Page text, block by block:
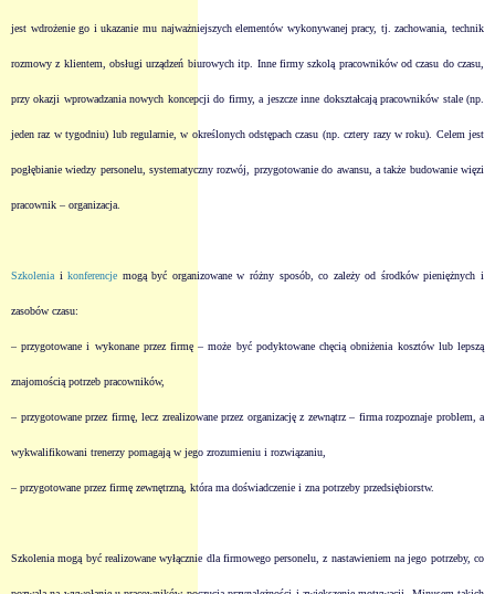
jest wdrożenie go i ukazanie mu najważniejszych elementów wykonywanej pracy, tj. zachowania, technik
rozmowy z klientem, obsługi urządzeń biurowych itp. Inne firmy szkolą pracowników od czasu do czasu,
przy okazji wprowadzania nowych koncepcji do firmy, a jeszcze inne dokształcają pracowników stale (np.
jeden raz w tygodniu) lub regularnie, w określonych odstępach czasu (np. cztery razy w roku). Celem jest
pogłębianie wiedzy personelu, systematyczny rozwój, przygotowanie do awansu, a także budowanie więzi
pracownik – organizacja.
Szkolenia ikonferencje mogą być organizowane w różny sposób, co zależy od środków pieniężnych i
zasobów czasu:
– przygotowane i wykonane przez firmę – może być podyktowane chęcią obniżenia kosztów lub lepszą
znajomością potrzeb pracowników,
– przygotowane przez firmę, lecz zrealizowane przez organizację z zewnątrz – firma rozpoznaje problem, a
wykwalifikowani trenerzy pomagają w jego zrozumieniu i rozwiązaniu,
– przygotowane przez firmę zewnętrzną, która ma doświadczenie i zna potrzeby przedsiębiorstw.
Szkolenia mogą być realizowane wyłącznie dla firmowego personelu, z nastawieniem na jego potrzeby, co